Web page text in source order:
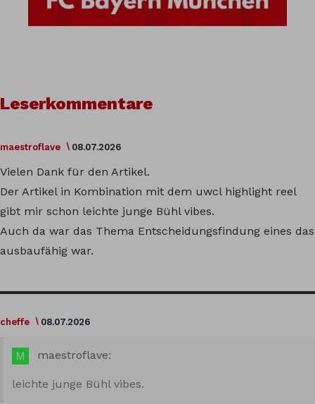
Leserkommentare
maestroflave 08.07.2026
Vielen Dank für den Artikel.
Der Artikel in Kombination mit dem uwcl highlight reel
gibt mir schon leichte junge Bühl vibes.
Auch da war das Thema Entscheidungsfindung eines das
ausbaufähig war.
cheffe 08.07.2026
maestroflave:
leichte junge Bühl vibes.